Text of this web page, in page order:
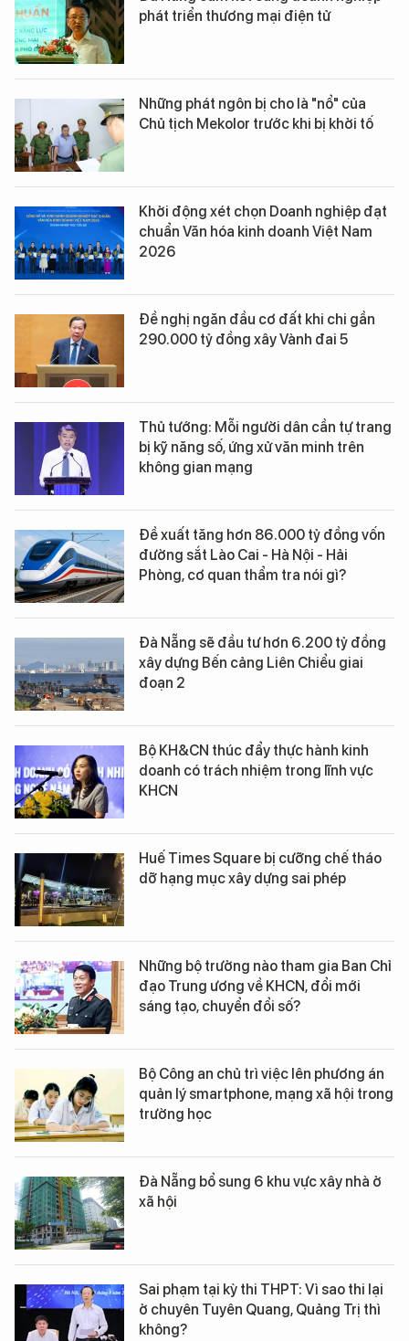
phát triển thương mại điện tử
Những phát ngôn bị cho là "nổ" của
Chủ tịch Mekolor trước khi bị khởi tố
Khởi động xét chọn Doanh nghiệp đạt
chuẩn Văn hóa kinh doanh Việt Nam
2026
Đề nghị ngăn đầu cơ đất khi chi gần
290.000 tỷ đồng xây Vành đai 5
Thủ tướng: Mỗi người dân cần tự trang
bị kỹ năng số, ứng xử văn minh trên
không gian mạng
Đề xuất tăng hơn 86.000 tỷ đồng vốn
đường sắt Lào Cai - Hà Nội - Hải
Phòng, cơ quan thẩm tra nói gì?
Đà Nẵng sẽ đầu tư hơn 6.200 tỷ đồng
xây dựng Bến cảng Liên Chiểu giai
đoạn 2
Bộ KH&CN thúc đẩy thực hành kinh
doanh có trách nhiệm trong lĩnh vực
KHCN
Huế Times Square bị cưỡng chế tháo
dỡ hạng mục xây dựng sai phép
Những bộ trưởng nào tham gia Ban Chỉ
đạo Trung ương về KHCN, đổi mới
sáng tạo, chuyển đổi số?
Bộ Công an chủ trì việc lên phương án
quản lý smartphone, mạng xã hội trong
trường học
Đà Nẵng bổ sung 6 khu vực xây nhà ở
xã hội
Sai phạm tại kỳ thi THPT: Vì sao thi lại
ở chuyên Tuyên Quang, Quảng Trị thì
không?